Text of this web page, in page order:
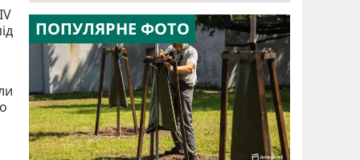
ПОПУЛЯРНЕ ФОТО